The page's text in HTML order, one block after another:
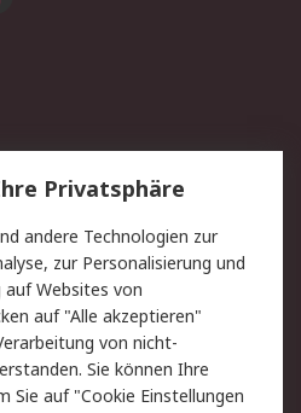
Lieferlösungen
Kontakt
Privatkunden
Datenschutz
Privatsphäre
andere Technologien zur
zur Personalisierung und
auf Websites von
auf "Alle akzeptieren"
von nicht-
Sie können Ihre
Sie auf "Cookie Einstellungen